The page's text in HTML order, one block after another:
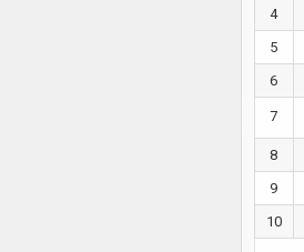
4
5
6
7
8
9
10